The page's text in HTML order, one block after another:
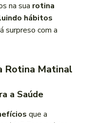
na sua rotina
hábitos
surpreso com a
Rotina Matinal
a Saúde
que a